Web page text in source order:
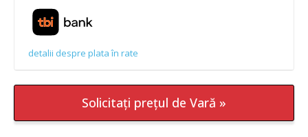
detalii despre plata în rate
Solicitați prețul de Vară »